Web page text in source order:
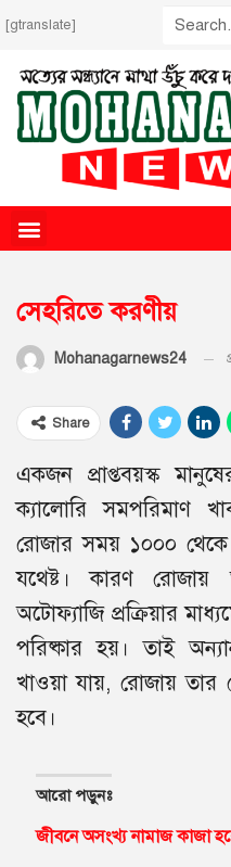
[gtranslate]
সেহরিতে করণীয়
Mohanagarnews24
Share
একজন প্রাপ্তবয়স্ক
ক্যালোরি সমপরিমাণ
রোজার সময় ১০০০ থেকে
যথেষ্ট। কারণ
অটোফ্যাজি প্রক্রিয়ার
পরিষ্কার হয়। তাই
খাওয়া যায়, রোজায়
হবে।
আরো পড়ুনঃ
জীবনে অসংখ্য নামাজ কাজা